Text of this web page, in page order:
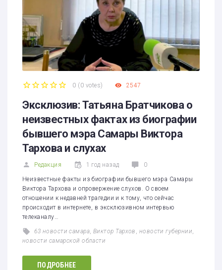
0 (0 votes) 2547
Эксклюзив: Татьяна Братчикова о
неизвестных фактах из биографии
бывшего мэра Самары Виктора
Тархова и слухах
Редакция 1 год назад 0
Неизвестные факты из биографии бывшего мэра Самары
Виктора Тархова и опровержение слухов. О своем
отношении к недавней трагедии и к тому, что сейчас
происходит в интернете, в эксклюзивном интервью
телеканалу…
63 новости самара ,Виктор Тархов новости губернии
новости самарской области
ПОДРОБНЕЕ